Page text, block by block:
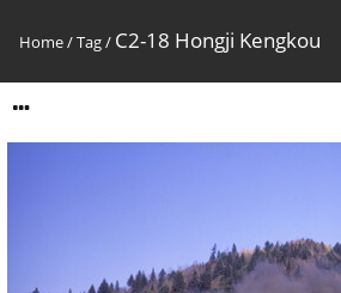
Home/Tag/ C2-18 Hongji Kengkou